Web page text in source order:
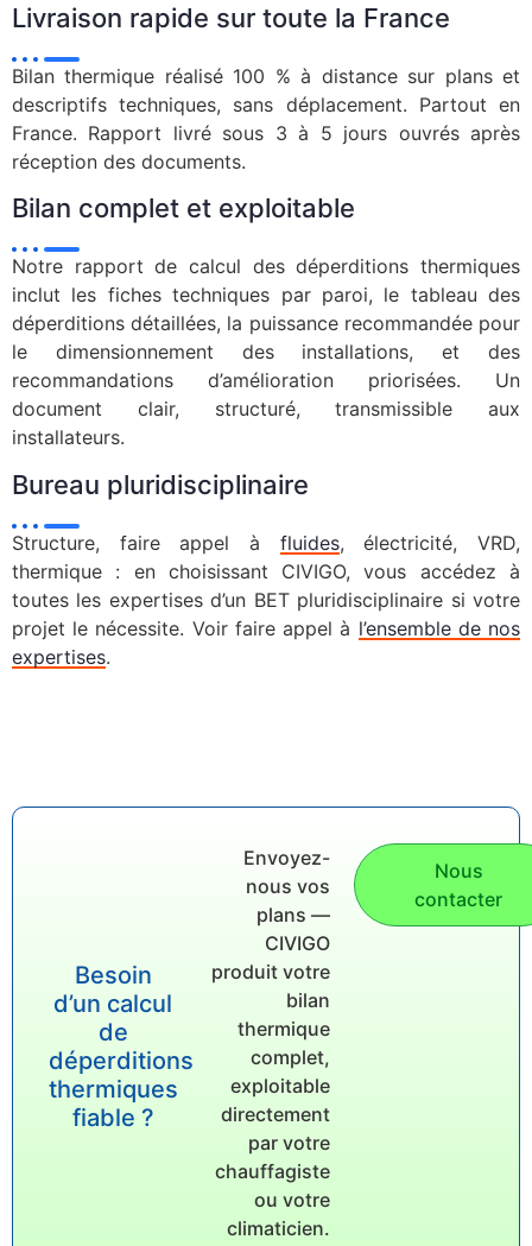
Livraison rapide sur toute la France
Bilan thermique réalisé 100 % à distance sur plans et
descriptifs techniques, sans déplacement. Partout en
France. Rapport livré sous 3 à 5 jours ouvrés après
réception des documents.
Bilan complet et exploitable
Notre rapport de calcul des déperditions thermiques
inclut les fiches techniques par paroi, le tableau des
déperditions détaillées, la puissance recommandée pour
le dimensionnement des installations, et des
recommandations d’amélioration priorisées. Un
document clair, structuré, transmissible aux
installateurs.
Bureau pluridisciplinaire
Structure, faire appel à fluides, électricité, VRD,
thermique : en choisissant CIVIGO, vous accédez à
toutes les expertises d’un BET pluridisciplinaire si votre
projet le nécessite. Voir faire appel à l’ensemble de nos
expertises.
Besoin
d’un calcul
de
déperditions
thermiques
fiable ?
Envoyez-
nous vos
plans —
CIVIGO
produit votre
bilan
thermique
complet,
exploitable
directement
par votre
chauffagiste
ou votre
climaticien.
Nous
contacter